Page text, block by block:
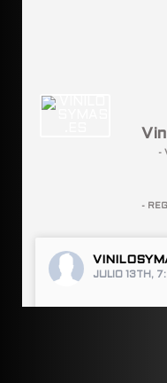
-
-
JULIO 13TH,